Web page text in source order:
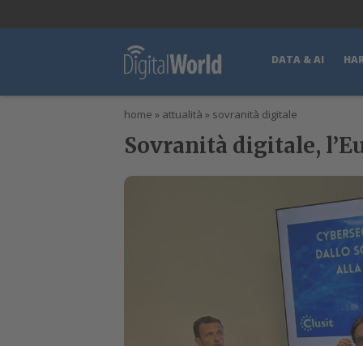
DATA & AI
home » attualità » sovranità digitale
Sovranità digitale,